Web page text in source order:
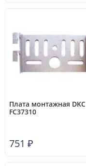
Плата монтажная DKC
FC37310
751 ₽